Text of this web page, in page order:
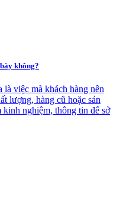
không?
việc mà khách hàng nên
lượng, hàng cũ hoặc sản
kinh nghiệm, thông tin để sở